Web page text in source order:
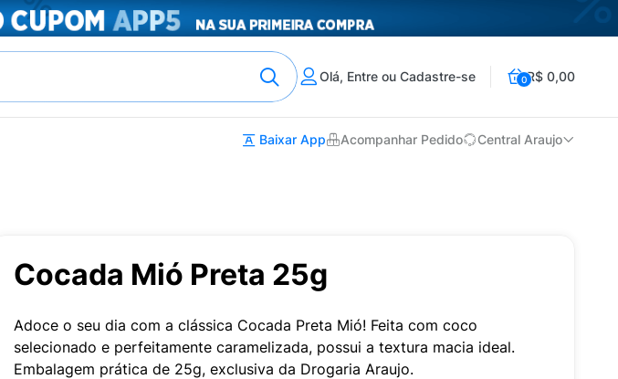
Olá, Entre ou Cadastre-se 0R$ 0,00
Baixar App Acompanhar Pedido Central Araujo
Cocada Mió Preta 25g
Adoce o seu dia com a clássica Cocada Preta Mió! Feita com coco
selecionado e perfeitamente caramelizada, possui a textura macia ideal.
Embalagem prática de 25g, exclusiva da Drogaria Araujo.